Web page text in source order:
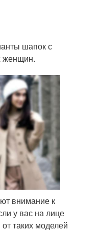
шапок с
женщин.
внимание к
у вас на лице
таких моделей